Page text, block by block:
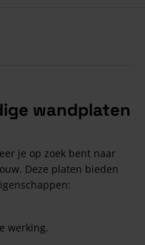
wandplaten
je op zoek bent naar
Deze platen bieden
werking.